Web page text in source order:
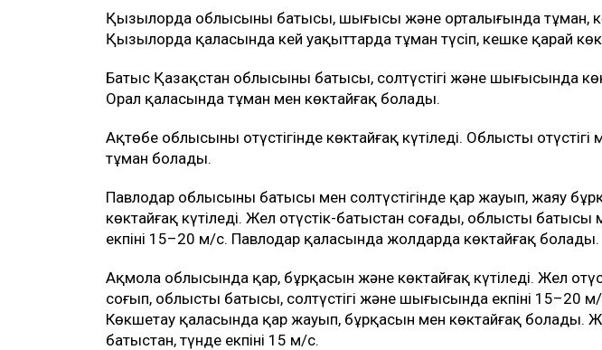
Қызылорда облысының батысы, шығысы және орталығында тұман,
Қызылорда қаласында кей уақыттарда тұман түсіп, кешке қарай
Батыс Қазақстан облысының батысы, солтүстігі және шығысында
Орал қаласында тұман мен көктайғақ болады.
Ақтөбе облысының оңтүстігінде көктайғақ күтіледі. Облыстың
тұман болады.
Павлодар облысының батысы мен солтүстігінде қар жауып, жаяу
көктайғақ күтіледі. Жел оңтүстік-батыстан соғады, облыстың батысы
екпіні 15–20 м/с. Павлодар қаласында жолдарда көктайғақ болады.
Ақмола облысында қар, бұрқасын және көктайғақ күтіледі. Жел
соғып, облыстың батысы, солтүстігі және шығысында екпіні 15–20 м/
Көкшетау қаласында қар жауып, бұрқасын мен көктайғақ болады.
батыстан, түнде екпіні 15 м/с.